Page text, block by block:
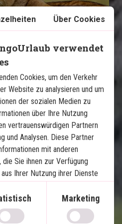
und Mombasa
mit Vollpension
in Mombasa
mit privatem Guide
Tagen
Über Cookies
verwendet
Cookies, um den Verkehr
Website zu analysieren und um
der sozialen Medien zu
über Ihre Nutzung
vertrauenswürdigen Partnern
und Analysen. Diese Partner
mit anderen
Sie ihnen zur Verfügung
Ihrer Nutzung ihrer Dienste
Marketing